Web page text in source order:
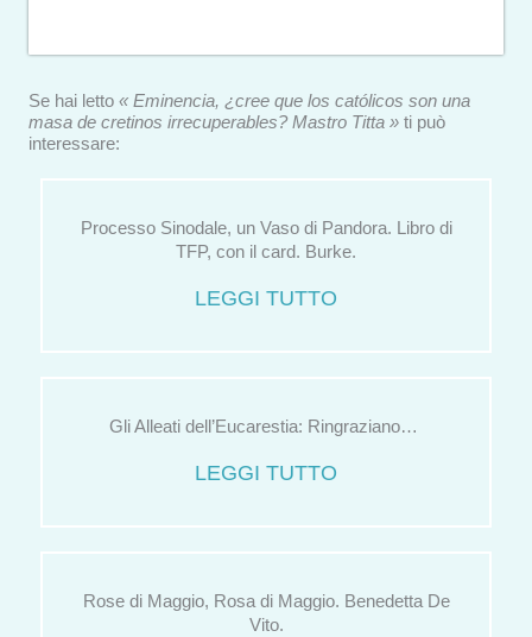
Se hai letto « Eminencia, ¿cree que los católicos son una
masa de cretinos irrecuperables? Mastro Titta » ti può
interessare:
Processo Sinodale, un Vaso di Pandora. Libro di
TFP, con il card. Burke.
LEGGI TUTTO
Gli Alleati dell’Eucarestia: Ringraziano…
LEGGI TUTTO
Rose di Maggio, Rosa di Maggio. Benedetta De
Vito.